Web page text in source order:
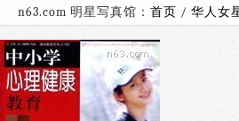
n63.com 明星写真馆： 首页 / 华人女